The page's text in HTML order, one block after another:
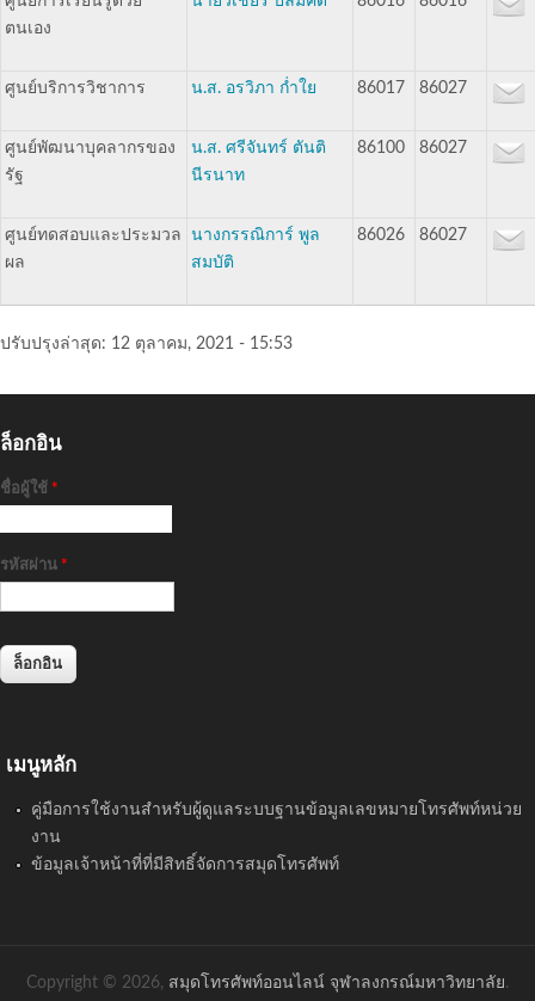
ตนเอง
ศูนย์บริการวิชาการ น.ส. อรวิภา ก่ำใย 86017 86027
ศูนย์พัฒนาบุคลากรของ
รัฐ
น.ส. ศรีจันทร์ ตันติ
นีรนาท
86100 86027
ศูนย์ทดสอบและประมวล
ผล
นางกรรณิการ์ พูล
สมบัติ
86026 86027
ปรับปรุงล่าสุด: 12 ตุลาคม, 2021 - 15:53
ล็อกอิน
ชื่อผู้ใช้ *
รหัสผ่าน *
เมนูหลัก
คู่มือการใช้งานสำหรับผู้ดูแลระบบฐานข้อมูลเลขหมายโทรศัพท์หน่วย
งาน
ข้อมูลเจ้าหน้าที่ที่มีสิทธิ์จัดการสมุดโทรศัพท์
Copyright © 2026, สมุดโทรศัพท์ออนไลน์ จุฬาลงกรณ์มหาวิทยาลัย.